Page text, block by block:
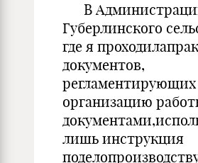
В
Губерлинского
где я
документов,
регламентирующих
организацию
лишь инструкция